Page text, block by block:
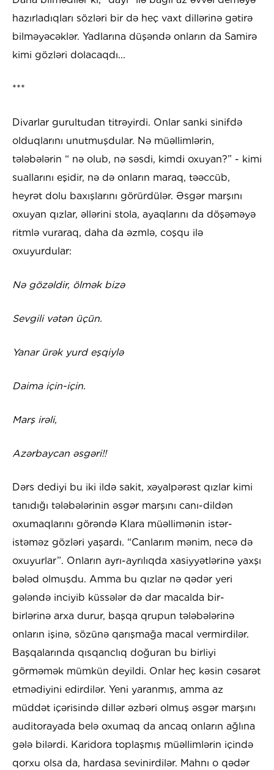
hazırladıqları sözləri bir də heç vaxt dillərinə gətirə
bilməyəcəklər. Yadlarına düşəndə onların da Samirə
kimi gözləri dolacaqdı...
***
Divarlar gurultudan titrəyirdi. Onlar sanki sinifdə
olduqlarını unutmuşdular. Nə müəllimlərin,
tələbələrin “ nə olub, nə səsdi, kimdi oxuyan?” - kimi
suallarını eşidir, nə də onların maraq, təəccüb,
heyrət dolu baxışlarını görürdülər. Əsgər marşını
oxuyan qızlar, əllərini stola, ayaqlarını da döşəməyə
ritmlə vuraraq, daha da əzmlə, coşqu ilə
oxuyurdular:
Nə gözəldir, ölmək bizə
Sevgili vətən üçün.
Yanar ürək yurd eşqiylə
Daima için-için.
Marş irəli,
Azərbaycan əsgəri!!
Dərs dediyi bu iki ildə sakit, xəyalpərəst qızlar kimi
tanıdığı tələbələrinin əsgər marşını canı-dildən
oxumaqlarını görəndə Klara müəllimənin istər-
istəməz gözləri yaşardı. “Canlarım mənim, necə də
oxuyurlar”. Onların ayrı-ayrılıqda xasiyyətlərinə yaxşı
bələd olmuşdu. Amma bu qızlar nə qədər yeri
gələndə inciyib küssələr də dar macalda bir-
birlərinə arxa durur, başqa qrupun tələbələrinə
onların işinə, sözünə qarışmağa macal vermirdilər.
Başqalarında qısqanclıq doğuran bu birliyi
görməmək mümkün deyildi. Onlar heç kəsin cəsarət
etmədiyini edirdilər. Yeni yaranmış, amma az
müddət içərisində dillər əzbəri olmuş əsgər marşını
auditorayada belə oxumaq da ancaq onların ağlına
gələ bilərdi. Karidora toplaşmış müəllimlərin içində
qorxu olsa da, hardasa sevinirdilər. Mahnı o qədər